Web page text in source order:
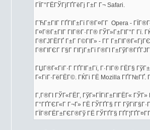
ГЇГ°ГЁГЎГјГҐГёГј Г±Г Г¬ Safari.
ГЋГ±ГІГ ГҐГІГ±Гї Г®Г¤Г­Г Opera -
Г¤Г®Г±ГІГ ГІГ®Г·Г­Г® ГЎГ»Г±ГІГ°Г Гї.
Г®ГЈГЁГҐ Г±Г Г©ГІГ» - Г­Г
Г®ГІГЄГ Г§Г ГІГјГ±Гї Г®ГІ
ГЏГ®Г«ГіГ·Г ГҐГІГ±Гї, Г·ГІГ® ГЁГ§
Г«ГіГ·ГёГЁГ©. ГЌГі ГЁ Mozilla ГҐГ№ГҐ.
Г‚Г®ГІ ГЎГ«ГЁГ­, ГўГ»ГЇГіГ±ГІГЁГ«
Г°ГҐГЄГ«Г Г¬Г» ГЁ ГЎГҐГ§ Г­Г
ГЇГ®ГЁГ±ГЄГ®Гў ГЁ ГЎГҐГ§